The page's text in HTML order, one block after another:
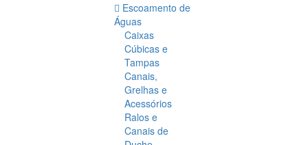
Escoamento de
Águas
Caixas
Cúbicas e
Tampas
Canais,
Grelhas e
Acessórios
Ralos e
Canais de